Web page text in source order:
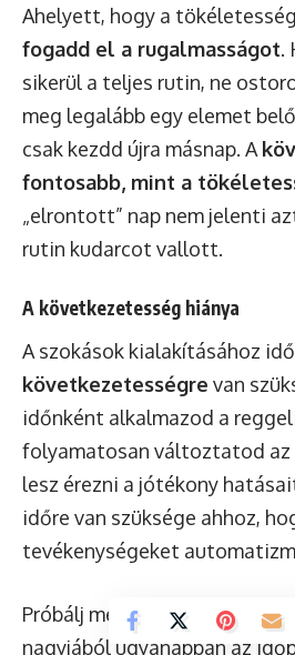
Ahelyett, hogy a
fogadd el a rugalmasságot.
sikerül a teljes rutin, ne
meg legalább egy elemet
csak kezdd újra másnap. A
fontosabb, mint a
„elrontott” nap nem jelenti
rutin kudarcot vallott.
A következetesség hiánya
A szokások kialakításához
következetességre van
időnként alkalmazod a
folyamatosan változtatod az
lesz érezni a jótékony
időre van szüksége ahhoz,
tevékenységeket
Próbálj meg minden nap, még
nagyjából ugyanabban az